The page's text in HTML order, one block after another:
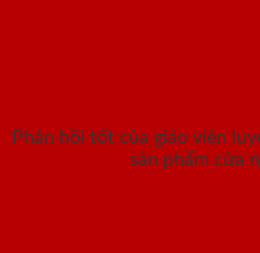
Phản hồi tốt của giáo viên
sản phẩm cửa